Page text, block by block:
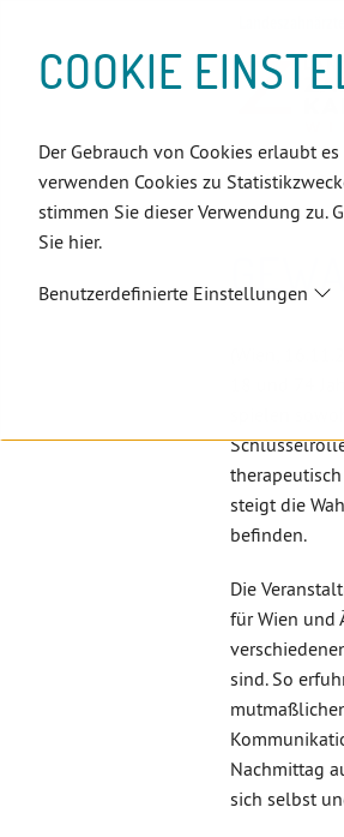
COOKIE
Der Gebrauch von Cookies erlaubt
verwenden Cookies zu
stimmen Sie dieser Verwendung
Sie hier.
Benutzerdefinierte Einstellungen
(Accesskey:
(Accesskey:
(Accesskey:
(Accesskey:
(Accesskey:
(Landeszahnärztekammern,
(Accesskey:
(Accesskey:
Wien
(Wien,
18 und 74
steigt die
befinden.
Die
für Wien und
sind. So
Nachmittag
sich selbst